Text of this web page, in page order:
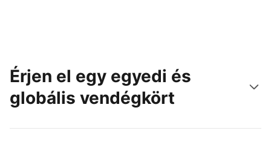
Érjen el egy egyedi és
globális vendégkört